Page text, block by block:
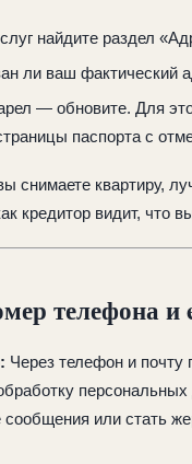
найдите раздел
ли ваш фактический
— обновите. Для
паспорта с
снимаете квартиру,
кредитор видит, что
телефона и
Через телефон и почту
сообщения или стать